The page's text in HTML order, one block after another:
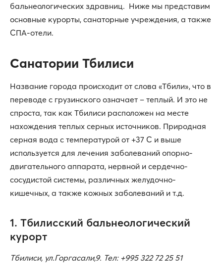
бальнеологических здравниц. Ниже мы представим
основные курорты, санаторные учреждения, а также
СПА-отели.
Санатории Тбилиси
Название города происходит от слова «Тбили», что в
переводе с грузинского означает – теплый. И это не
спроста, так как Тбилиси расположен на месте
нахождения теплых серных источников. Природная
серная вода с температурой от +37 С и выше
используется для лечения заболеваний опорно-
двигательного аппарата, нервной и сердечно-
сосудистой системы, различных желудочно-
кишечных, а также кожных заболеваний и т.д.
1. Тбилисский бальнеологический
курорт
Тбилиси, ул.Горгасали,9. Тел: +995 322 72 25 51